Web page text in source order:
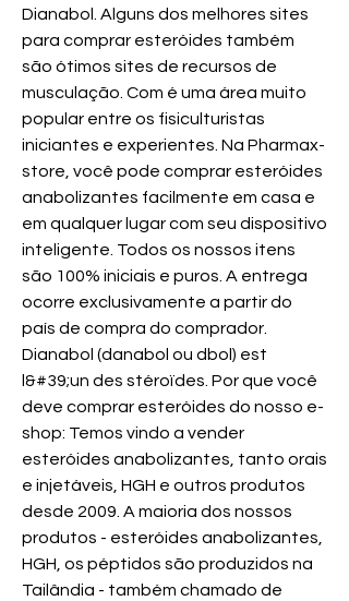
Dianabol. Alguns dos melhores sites
para comprar esteróides também
são ótimos sites de recursos de
musculação. Com é uma área muito
popular entre os fisiculturistas
iniciantes e experientes. Na Pharmax-
store, você pode comprar esteróides
anabolizantes facilmente em casa e
em qualquer lugar com seu dispositivo
inteligente. Todos os nossos itens
são 100% iniciais e puros. A entrega
ocorre exclusivamente a partir do
país de compra do comprador.
Dianabol (danabol ou dbol) est
l&#39;un des stéroïdes. Por que você
deve comprar esteróides do nosso e-
shop: Temos vindo a vender
esteróides anabolizantes, tanto orais
e injetáveis, HGH e outros produtos
desde 2009. A maioria dos nossos
produtos - esteróides anabolizantes,
HGH, os péptidos são produzidos na
Tailândia - também chamado de